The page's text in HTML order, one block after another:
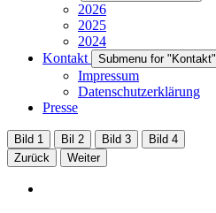
2026
2025
2024
Kontakt
Submenu for "Kontakt"
Impressum
Datenschutzerklärung
Presse
Bild 1 Bil 2 Bild 3
Bild 4
Zurück
Weiter